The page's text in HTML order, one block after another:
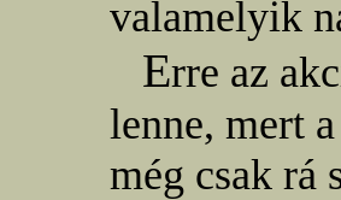
valamelyik
Erre az
lenne, mert
még csak rá